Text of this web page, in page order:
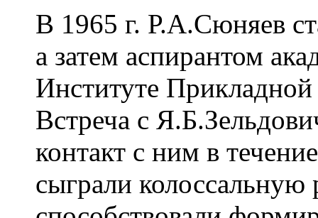
В 1965 г. Р.А.Сюняев
а затем аспирантом
Институте
Встреча с
контакт с ним в
сыграли